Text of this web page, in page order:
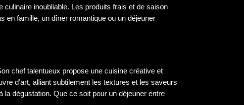
inoubliable. Les produits frais et de saison
en famille, un dîner romantique ou un déjeuner
chef talentueux propose une cuisine créative et
d’art, alliant subtilement les textures et les saveurs
dégustation. Que ce soit pour un déjeuner entre